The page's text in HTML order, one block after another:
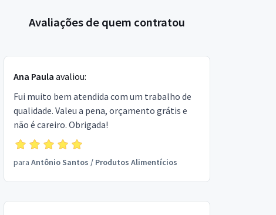
Avaliações de quem contratou
Ana Paula avaliou:
Fui muito bem atendida com um trabalho de
qualidade. Valeu a pena, orçamento grátis e
não é careiro. Obrigada!
para Antônio Santos / Produtos Alimentícios